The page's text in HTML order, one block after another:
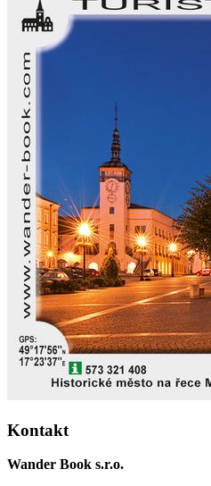
Kontakt
Wander Book s.r.o.